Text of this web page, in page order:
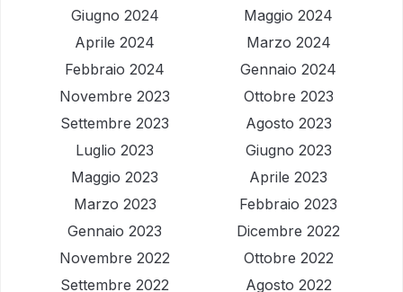
Giugno 2024
Maggio 2024
Aprile 2024
Marzo 2024
Febbraio 2024
Gennaio 2024
Novembre 2023
Ottobre 2023
Settembre 2023
Agosto 2023
Luglio 2023
Giugno 2023
Maggio 2023
Aprile 2023
Marzo 2023
Febbraio 2023
Gennaio 2023
Dicembre 2022
Novembre 2022
Ottobre 2022
Settembre 2022
Agosto 2022